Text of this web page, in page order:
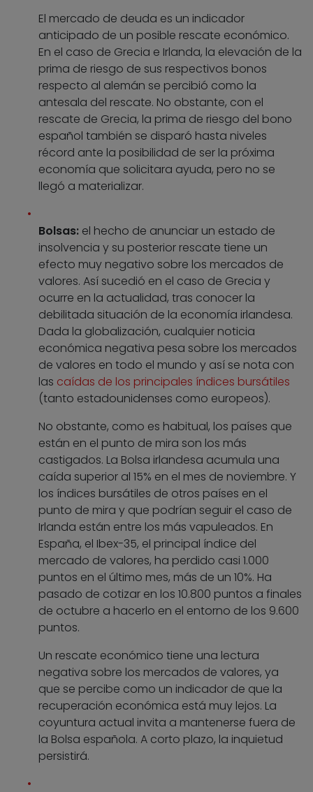
El mercado de deuda es un indicador
anticipado de un posible rescate económico.
En el caso de Grecia e Irlanda, la elevación de la
prima de riesgo de sus respectivos bonos
respecto al alemán se percibió como la
antesala del rescate. No obstante, con el
rescate de Grecia, la prima de riesgo del bono
español también se disparó hasta niveles
récord ante la posibilidad de ser la próxima
economía que solicitara ayuda, pero no se
llegó a materializar.
Bolsas: el hecho de anunciar un estado de
insolvencia y su posterior rescate tiene un
efecto muy negativo sobre los mercados de
valores. Así sucedió en el caso de Grecia y
ocurre en la actualidad, tras conocer la
debilitada situación de la economía irlandesa.
Dada la globalización, cualquier noticia
económica negativa pesa sobre los mercados
de valores en todo el mundo y así se nota con
las caídas de los principales índices bursátiles
(tanto estadounidenses como europeos).
No obstante, como es habitual, los países que
están en el punto de mira son los más
castigados. La Bolsa irlandesa acumula una
caída superior al 15% en el mes de noviembre. Y
los índices bursátiles de otros países en el
punto de mira y que podrían seguir el caso de
Irlanda están entre los más vapuleados. En
España, el Ibex-35, el principal índice del
mercado de valores, ha perdido casi 1.000
puntos en el último mes, más de un 10%. Ha
pasado de cotizar en los 10.800 puntos a finales
de octubre a hacerlo en el entorno de los 9.600
puntos.
Un rescate económico tiene una lectura
negativa sobre los mercados de valores, ya
que se percibe como un indicador de que la
recuperación económica está muy lejos. La
coyuntura actual invita a mantenerse fuera de
la Bolsa española. A corto plazo, la inquietud
persistirá.